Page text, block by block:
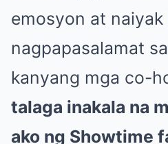
emosyon at naiyak
nagpapasalamat
kanyang mga co-
talaga inakala na
ako ng Showtime